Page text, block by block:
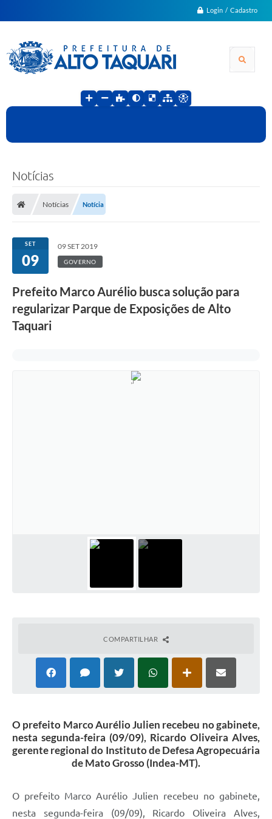
Login / Cadastro
Notícias
Notícias Notícia
SET
09
09 SET 2019
GOVERNO
Prefeito Marco Aurélio busca solução para
regularizar Parque de Exposições de Alto
Taquari
COMPARTILHAR
O prefeito Marco Aurélio Julien recebeu no gabinete,
nesta segunda-feira (09/09), Ricardo Oliveira Alves,
gerente regional do Instituto de Defesa Agropecuária
de Mato Grosso (Indea-MT).
O prefeito Marco Aurélio Julien recebeu no gabinete,
nesta segunda-feira (09/09), Ricardo Oliveira Alves,